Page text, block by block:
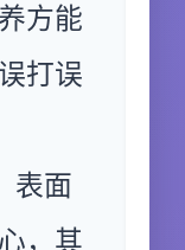
方能
打误
表面
，其